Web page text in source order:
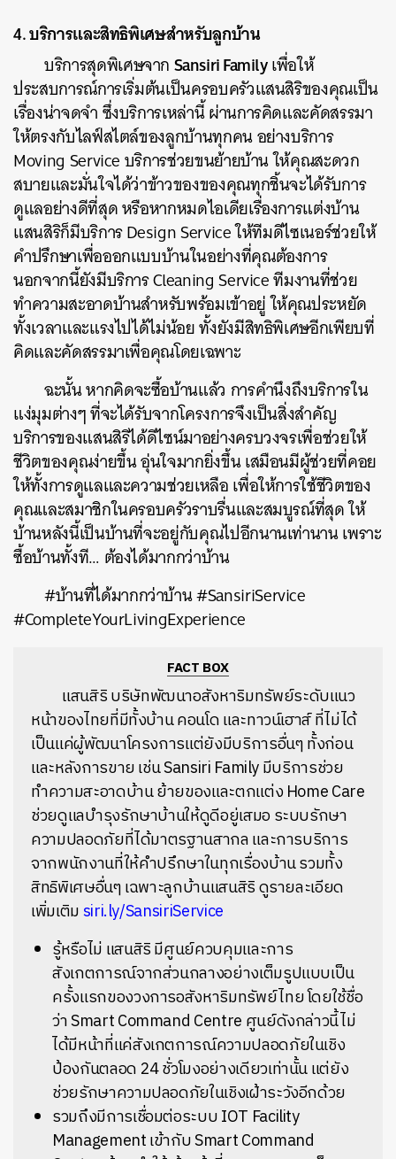
4. บริการและสิทธิพิเศษสำหรับลูกบ้าน
บริการสุดพิเศษจากSansiri Familyเพื่อให้
ประสบการณ์การเริ่มต้นเป็นครอบครัวแสนสิริของคุณเป็น
เรื่องน่าจดจำ ซึ่งบริการเหล่านี้ ผ่านการคิดและคัดสรรมา
ให้ตรงกับไลฟ์สไตล์ของลูกบ้านทุกคน อย่างบริการ
Moving Service บริการช่วยขนย้ายบ้าน ให้คุณสะดวก
สบายและมั่นใจได้ว่าข้าวของของคุณทุกชิ้นจะได้รับการ
ดูแลอย่างดีที่สุด หรือหากหมดไอเดียเรื่องการแต่งบ้าน
แสนสิริก็มีบริการ Design Service ให้ทีมดีไซเนอร์ช่วยให้
คำปรึกษาเพื่อออกแบบบ้านในอย่างที่คุณต้องการ
นอกจากนี้ยังมีบริการ Cleaning Service ทีมงานที่ช่วย
ทำความสะอาดบ้านสำหรับพร้อมเข้าอยู่ ให้คุณประหยัด
ทั้งเวลาและแรงไปได้ไม่น้อย ทั้งยังมีสิทธิพิเศษอีกเพียบที่
คิดและคัดสรรมาเพื่อคุณโดยเฉพาะ
ฉะนั้น หากคิดจะซื้อบ้านแล้ว การคำนึงถึงบริการใน
แง่มุมต่างๆ ที่จะได้รับจากโครงการจึงเป็นสิ่งสำคัญ
บริการของแสนสิริได้ดีไซน์มาอย่างครบวงจรเพื่อช่วยให้
ชีวิตของคุณง่ายขึ้น อุ่นใจมากยิ่งขึ้น เสมือนมีผู้ช่วยที่คอย
ให้ทั้งการดูแลและความช่วยเหลือ เพื่อให้การใช้ชีวิตของ
คุณและสมาชิกในครอบครัวราบรื่นและสมบูรณ์ที่สุด ให้
บ้านหลังนี้เป็นบ้านที่จะอยู่กับคุณไปอีกนานเท่านาน เพราะ
ซื้อบ้านทั้งที… ต้องได้มากกว่าบ้าน
#บ้านที่ได้มากกว่าบ้าน #SansiriService
#CompleteYourLivingExperience
FACT BOX
แสนสิริ บริษัทพัฒนาอสังหาริมทรัพย์ระดับแนว
หน้าของไทยที่มีทั้งบ้าน คอนโด และทาวน์เฮาส์ ที่ไม่ได้
เป็นแค่ผู้พัฒนาโครงการแต่ยังมีบริการอื่นๆ ทั้งก่อน
และหลังการขาย เช่น Sansiri Family มีบริการช่วย
ทำความสะอาดบ้าน ย้ายของและตกแต่ง Home Care
ช่วยดูแลบำรุงรักษาบ้านให้ดูดีอยู่เสมอ ระบบรักษา
ความปลอดภัยที่ได้มาตรฐานสากล และการบริการ
จากพนักงานที่ให้คำปรึกษาในทุกเรื่องบ้าน รวมทั้ง
สิทธิพิเศษอื่นๆ เฉพาะลูกบ้านแสนสิริ ดูรายละเอียด
เพิ่มเติมsiri.ly/SansiriService
รู้หรือไม่ แสนสิริ มีศูนย์ควบคุมและการ
สังเกตการณ์จากส่วนกลางอย่างเต็มรูปแบบเป็น
ครั้งแรกของวงการอสังหาริมทรัพย์ไทย โดยใช้ชื่อ
ว่า Smart Command Centre ศูนย์ดังกล่าวนี้ไม่
ได้มีหน้าที่แค่สังเกตการณ์ความปลอดภัยในเชิง
ป้องกันตลอด 24 ชั่วโมงอย่างเดียวเท่านั้น แต่ยัง
ช่วยรักษาความปลอดภัยในเชิงเฝ้าระวังอีกด้วย
รวมถึงมีการเชื่อมต่อระบบ IOT Facility
Management เข้ากับ Smart Command